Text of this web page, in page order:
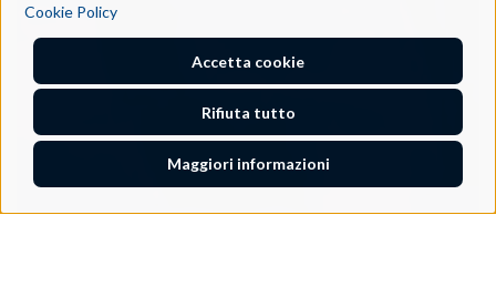
Cookie Policy
Accetta cookie
Rifiuta tutto
Maggiori informazioni